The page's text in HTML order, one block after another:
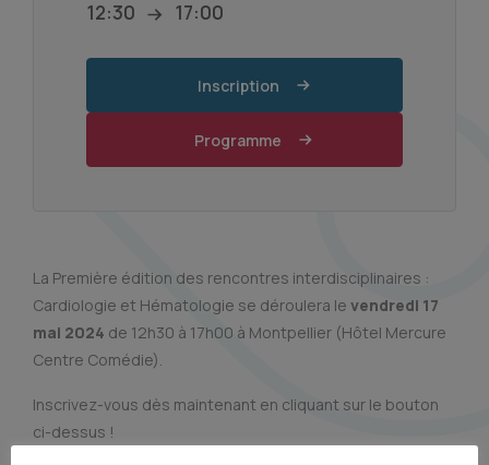
12:30 17:00
Inscription
Programme
La Première édition des rencontres interdisciplinaires :
Cardiologie et Hématologie se déroulera le vendredi 17
mai 2024 de 12h30 à 17h00 à Montpellier (Hôtel Mercure
Centre Comédie).
Inscrivez-vous dès maintenant en cliquant sur le bouton
ci-dessus !